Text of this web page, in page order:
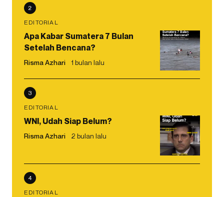
2
EDITORIAL
Apa Kabar Sumatera 7 Bulan
Setelah Bencana?
Risma Azhari 1 bulan lalu
3
EDITORIAL
WNI, Udah Siap Belum?
Risma Azhari 2 bulan lalu
4
EDITORIAL